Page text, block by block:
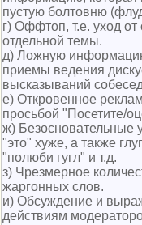
пустую болтовню
г) Оффтоп, т.е. уход
отдельной темы.
д) Ложнyю
приемы ведения
высказываний
е) Откровенное
просьбой "Посетите/
ж) Безосновательные
"это" хуже, а также
"полюби гугл" и т.д.
з) Чрезмерное
жаргонных слов.
и) Обсуждение и
действиям